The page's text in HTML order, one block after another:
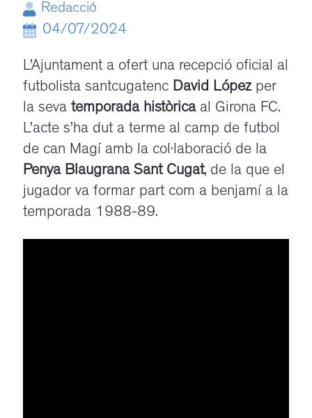
Redacció
04/07/2024
L’Ajuntament a ofert una recepció oficial al
futbolista santcugatenc David Lópezper
la seva temporada històricaal Girona FC.
L’acte s’ha dut a terme al camp de futbol
de can Magí amb la col·laboració de la
Penya Blaugrana Sant Cugat, de la que el
jugador va formar part com a benjamí a la
temporada 1988-89.